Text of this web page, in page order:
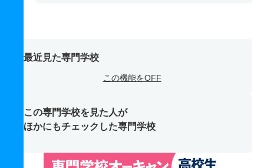
最近見た専門学校
この機能をOFF
この専門学校を見た人が
ほかにもチェックした専門学校